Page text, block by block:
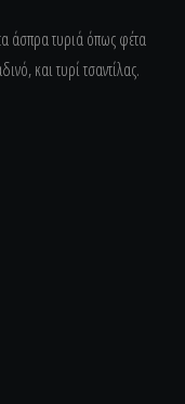
άσπρα τυριά όπως φέτα
και τυρί τσαντίλας.